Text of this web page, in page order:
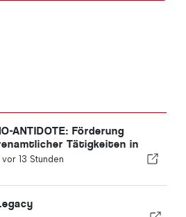
ANTIDOTE: Förderung
Tätigkeiten in
vor 13 Stunden